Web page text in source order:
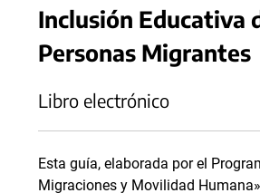
Inclusión Educativa
Personas Migrantes
Libro electrónico
Esta guía, elaborada por el
Migraciones y Movilidad